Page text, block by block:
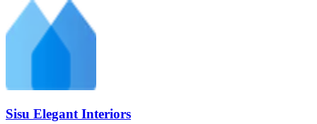
Sisu Elegant Interiors